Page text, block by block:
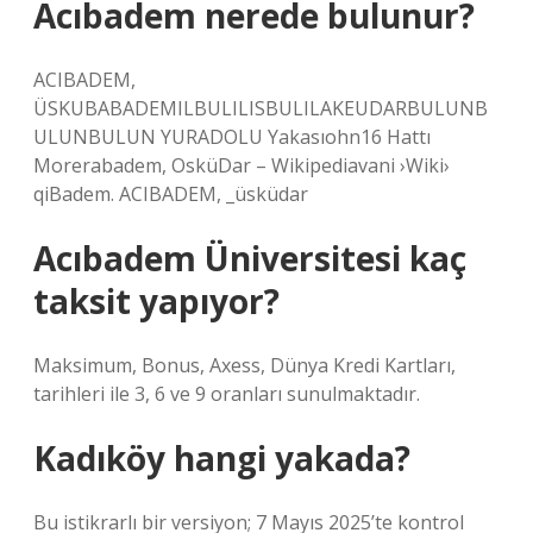
Acıbadem nerede bulunur?
ACIBADEM,
ÜSKUBABADEMILBULILISBULILAKEUDARBULUNB
ULUNBULUN YURADOLU Yakasıohn16 Hattı
Morerabadem, OsküDar – Wikipediavani ›Wiki›
qiBadem. ACIBADEM, _üsküdar
Acıbadem Üniversitesi kaç
taksit yapıyor?
Maksimum, Bonus, Axess, Dünya Kredi Kartları,
tarihleri ile 3, 6 ve 9 oranları sunulmaktadır.
Kadıköy hangi yakada?
Bu istikrarlı bir versiyon; 7 Mayıs 2025’te kontrol